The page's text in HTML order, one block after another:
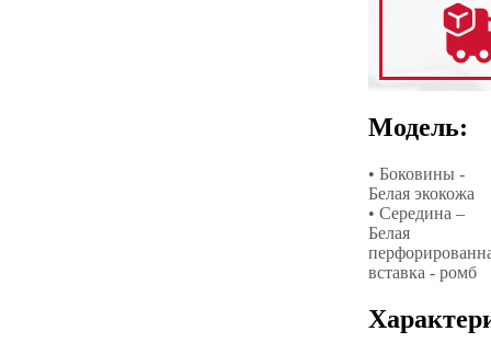
Модель:
• Боковины -
Белая экокожа
• Середина –
Белая
вставка - ромб